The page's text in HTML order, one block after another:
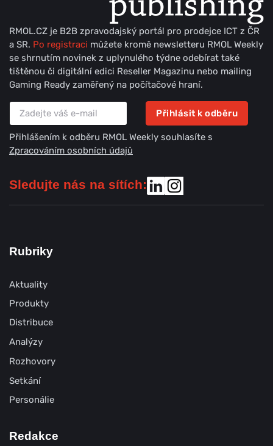
RMOL.CZ je B2B zpravodajský portál pro prodejce ICT z ČR
a SR. Po registraci můžete kromě newsletteru RMOL Weekly
se shrnutím novinek z uplynulého týdne odebírat také
tištěnou či digitální edici Reseller Magazinu nebo mailing
Gaming Ready zaměřený na počítačové hraní.
Přihlásit k odběru
Přihlášením k odběru RMOL Weekly souhlasíte s
Zpracováním osobních údajů
Sledujte nás na sítích:
Rubriky
Aktuality
Produkty
Distribuce
Analýzy
Rozhovory
Setkání
Personálie
Redakce